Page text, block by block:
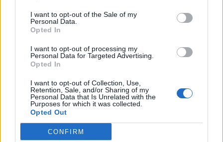
I want to opt-out of the Sale of my
Personal Data.
Opted In
I want to opt-out of processing my
Personal Data for Targeted Advertising.
Opted In
I want to opt-out of Collection, Use,
Retention, Sale, and/or Sharing of my
Personal Data that Is Unrelated with the
Purposes for which it was collected.
Opted Out
CONFIRM